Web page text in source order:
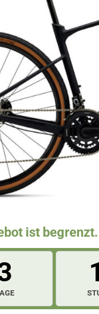
ist begrenzt.